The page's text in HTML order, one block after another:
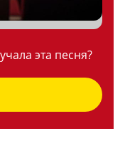
эта песня?